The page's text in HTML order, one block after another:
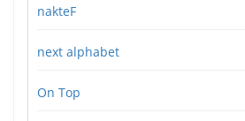
nakteF
next alphabet
On Top